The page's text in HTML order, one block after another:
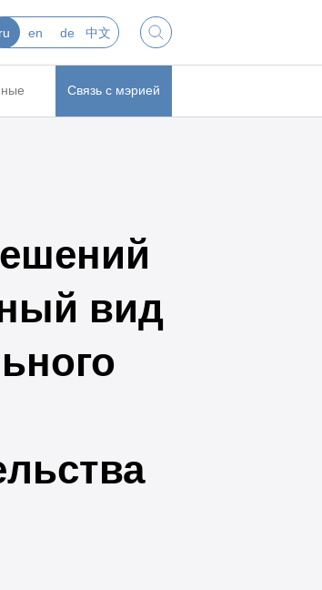
ru en de 中文
Связь с мэрией
вид